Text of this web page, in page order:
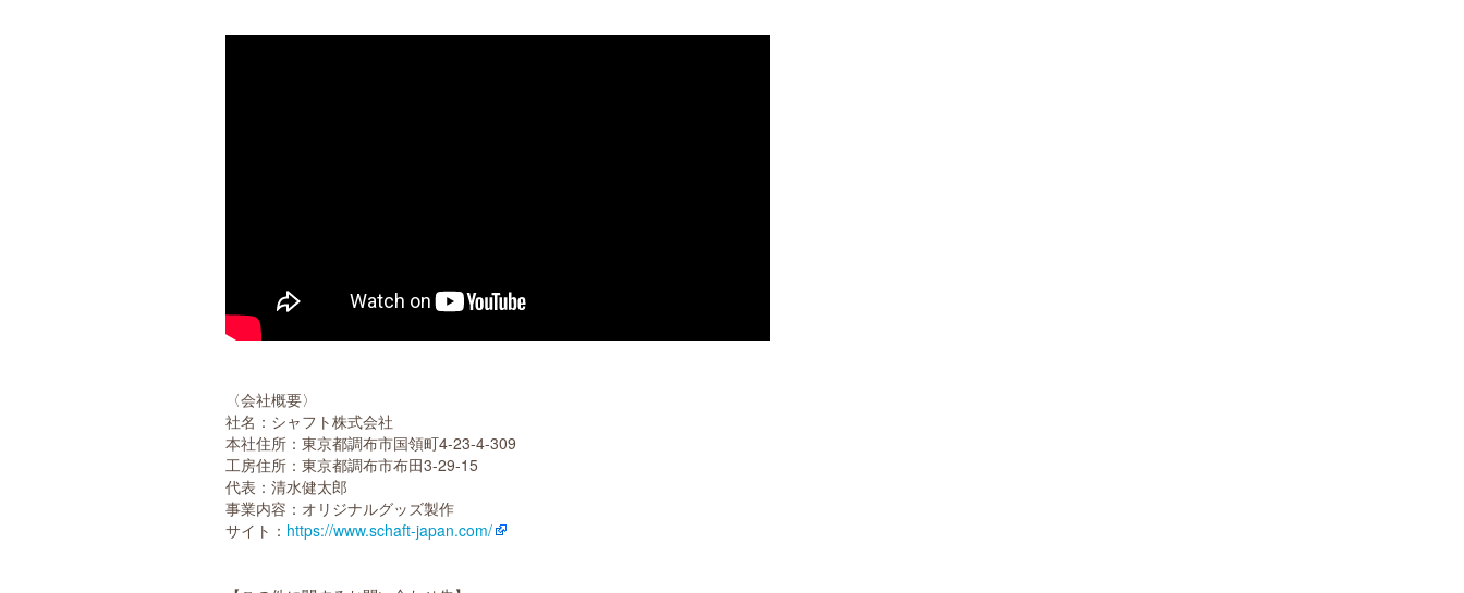
〈会社概要〉
社名：シャフト株式会社
本社住所：東京都調布市国領町4-23-4-309
工房住所：東京都調布市布田3-29-15
代表：清水健太郎
事業内容：オリジナルグッズ製作
サイト： https://www.schaft-japan.com/